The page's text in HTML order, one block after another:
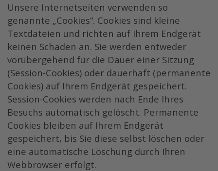
Unsere Internetseiten verwenden so
genannte „Cookies“. Cookies sind kleine
Textdateien und richten auf Ihrem Endgerät
keinen Schaden an. Sie werden entweder
vorübergehend für die Dauer einer Sitzung
(Session-Cookies) oder dauerhaft (permanente
Cookies) auf Ihrem Endgerät gespeichert.
Session-Cookies werden nach Ende Ihres
Besuchs automatisch gelöscht. Permanente
Cookies bleiben auf Ihrem Endgerät
gespeichert, bis Sie diese selbst löschen oder
eine automatische Löschung durch Ihren
Webbrowser erfolgt.